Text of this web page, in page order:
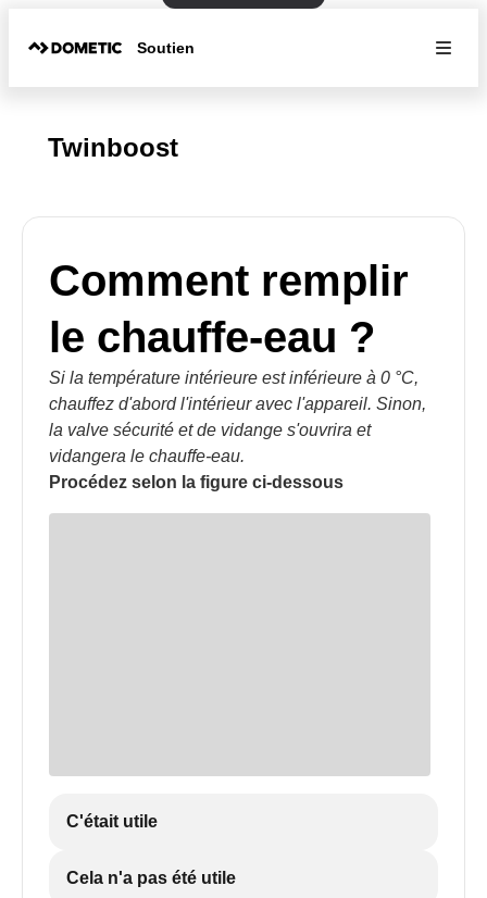
Soutien
Twinboost
Comment remplir
le chauffe-eau ?
Si la température intérieure est inférieure à 0 °C,
chauffez d'abord l'intérieur avec l'appareil. Sinon,
la valve sécurité et de vidange s'ouvrira et
vidangera le chauffe-eau.
Procédez selon la figure ci-dessous
C'était utile
Cela n'a pas été utile